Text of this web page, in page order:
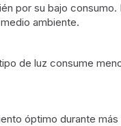
por su bajo
ambiente.
de luz consume
óptimo durante